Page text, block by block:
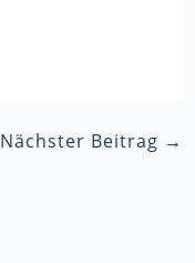
Nächster Beitrag →